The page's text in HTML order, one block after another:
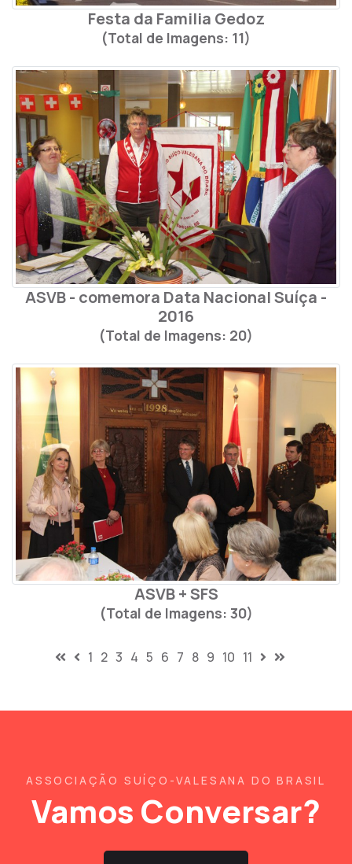
Festa da Familia Gedoz
(Total de Imagens: 11)
ASVB - comemora Data Nacional Suíça -
2016
(Total de Imagens: 20)
ASVB + SFS
(Total de Imagens: 30)
1 2 3 4 5 6 7 8 9 10 11
ASSOCIAÇÃO SUÍÇO-VALESANA DO BRASIL
Vamos Conversar?